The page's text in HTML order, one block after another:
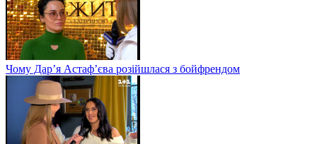
Чому Дар’я Астаф’єва розійшлася з бойфрендом